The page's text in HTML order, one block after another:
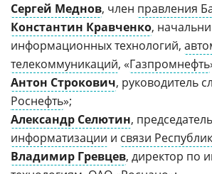
Сергей Меднов, член правления
Константин Кравченко,
информационных технологий,
телекоммуникаций, «Газпромнефть
Антон Строкович, руководитель
Роснефть»;
Александр Селютин,
информатизации и связи
Владимир Гревцев, директор по